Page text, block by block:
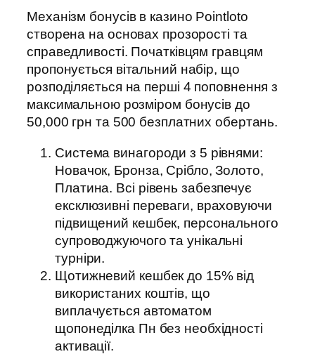
Механізм бонусів в казино Pointloto
створена на основах прозорості та
справедливості. Початківцям гравцям
пропонується вітальний набір, що
розподіляється на перші 4 поповнення з
максимальною розміром бонусів до
50,000 грн та 500 безплатних обертань.
Система винагороди з 5 рівнями:
Новачок, Бронза, Срібло, Золото,
Платина. Всі рівень забезпечує
ексклюзивні переваги, враховуючи
підвищений кешбек, персонального
супроводжуючого та унікальні
турніри.
Щотижневий кешбек до 15% від
використаних коштів, що
виплачується автоматом
щопонеділка Пн без необхідності
активації.